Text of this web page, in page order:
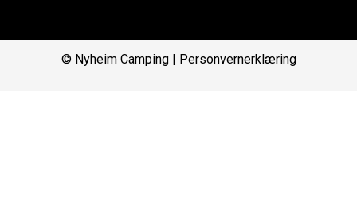
© Nyheim Camping | Personvernerklæring